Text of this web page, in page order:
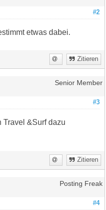
#2
etwas dabei.
Zitieren
Senior Member
#3
Travel &Surf dazu
Zitieren
Posting Freak
#4